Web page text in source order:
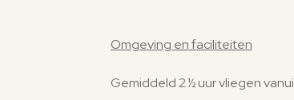
Omgeving en faciliteiten
Gemiddeld 2 ½ uur vliegen